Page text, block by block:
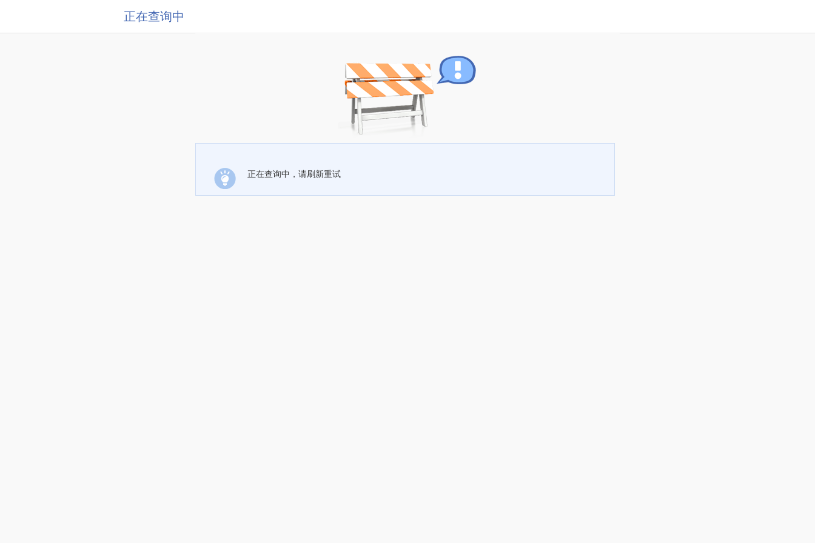
正在查询中
正在查询中，请刷新重试